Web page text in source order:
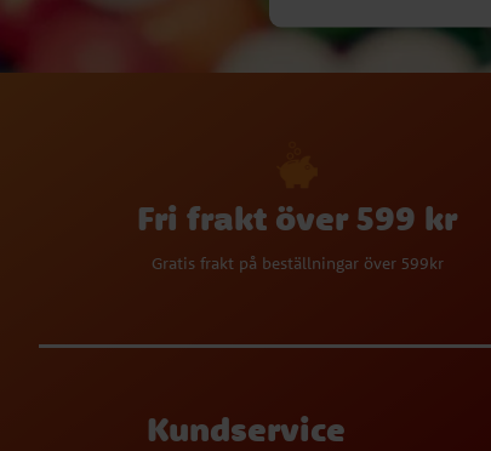
Fri frakt över 599 kr
Gratis frakt på beställningar över 599kr
Kundservice